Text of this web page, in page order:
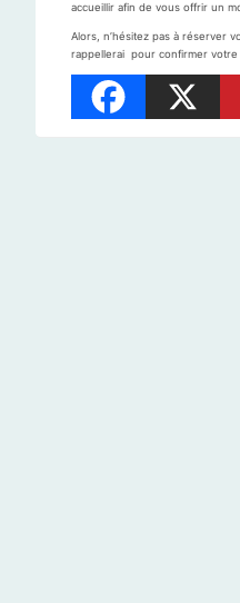
accueillir afin de vous offrir un
Alors, n’hésitez pas à réserver
rappellerai pour confirmer votre